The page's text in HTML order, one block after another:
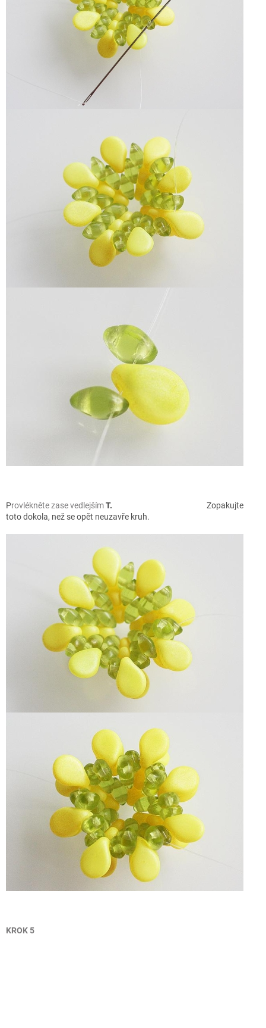
Provlékněte zase vedlejšímT. Zopakujte
toto dokola, než se opět neuzavře kruh.
KROK 5